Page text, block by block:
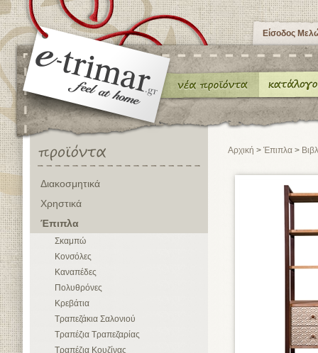
Είσοδος
Διακοσμητικά
Χρηστικά
Έπιπλα
Σκαμπώ
Κονσόλες
Καναπέδες
Πολυθρόνες
Κρεβάτια
Τραπεζάκια Σαλονιού
Τραπέζια Τραπεζαρίας
Τραπέζια Κουζίνας
Αρχική > Έπιπλα >